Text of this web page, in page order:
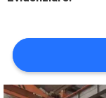
MAPPA
DEL
SITO